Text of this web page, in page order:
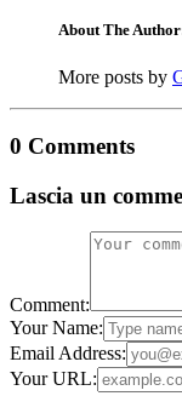
About The
More posts by
0 Comments
Lascia un
Comment:
Your Name:
Email Address:
Your URL: